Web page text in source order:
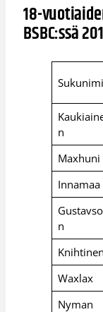
18-
BSBC:ssä
Sukunimi
n
Maxhuni
Innamaa
Gustavso
n
Knihtinen
Waxlax
Nyman